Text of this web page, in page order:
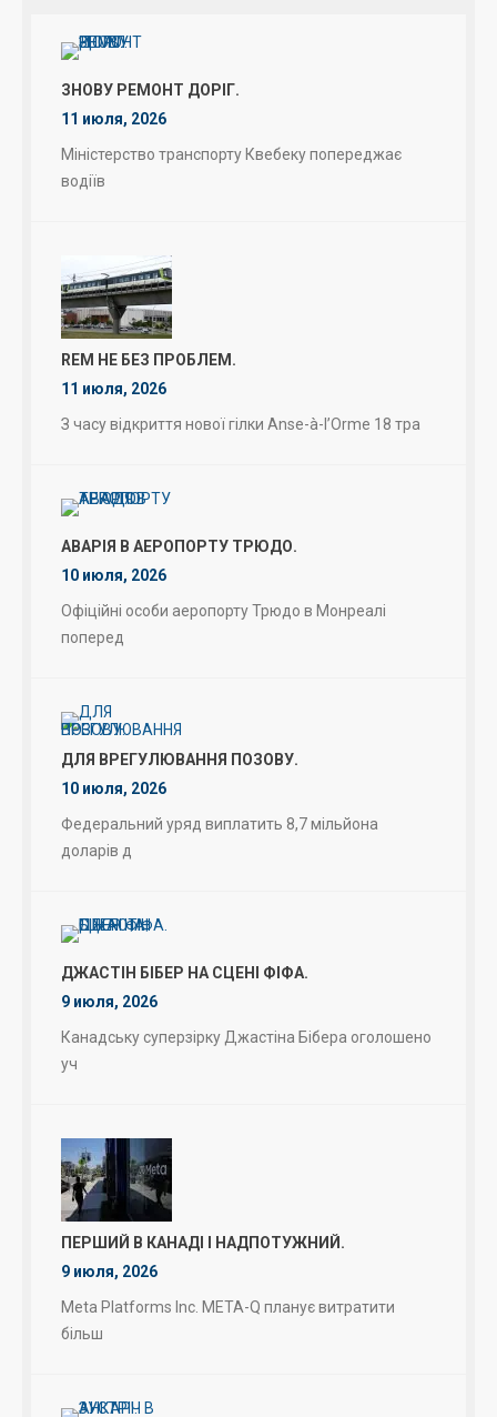
ЗНОВУ РЕМОНТ ДОРІГ.
11 июля, 2026
Міністерство транспорту Квебеку попереджає
водіїв
REM НЕ БЕЗ ПРОБЛЕМ.
11 июля, 2026
З часу відкриття нової гілки Anse-à-l’Orme 18 тра
АВАРІЯ В АЕРОПОРТУ ТРЮДО.
10 июля, 2026
Офіційні особи аеропорту Трюдо в Монреалі
поперед
ДЛЯ ВРЕГУЛЮВАННЯ ПОЗОВУ.
10 июля, 2026
Федеральний уряд виплатить 8,7 мільйона
доларів д
ДЖАСТІН БІБЕР НА СЦЕНІ ФІФА.
9 июля, 2026
Канадську суперзірку Джастіна Бібера оголошено
уч
ПЕРШИЙ В КАНАДІ І НАДПОТУЖНИЙ.
9 июля, 2026
Meta Platforms Inc. META-Q планує витратити
більш